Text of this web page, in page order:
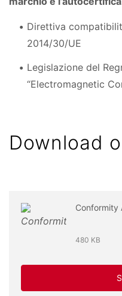
Direttiva
2014/30/UE
Legislazione del
“Electromagnetic
Download
Conformity
480 KB